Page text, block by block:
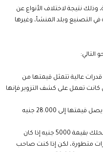
وذلك نتيجة لاختلاف الأنواع عن
التصنيع وبلد المنشأ، وغيرها
التالي:
قدرات عالية تتمثل قيمتها من
حال كانت تعمل على كشف التزوير فإنها
الماكينات التي تمتلك خاصية الفرز يصل قيمتها إلى 28.000 جنيه
تستطيع أن تحصل على ماكينة لمحلك بقيمة 5000 جنيه إذا كان
متطورة، لكن إذا كنت صاحب